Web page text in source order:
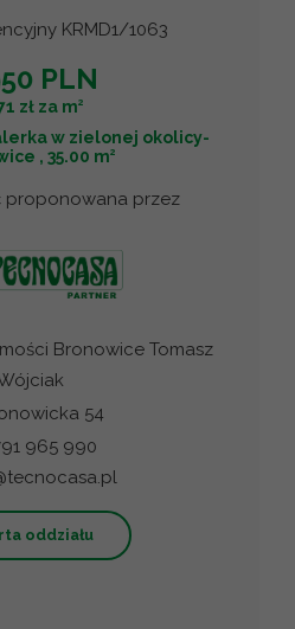
KRMD1/1063
PLN
zł za m2
w zielonej okolicy-
, 35.00 m2
proponowana przez
Bronowice Tomasz
54
965 990
oddziału